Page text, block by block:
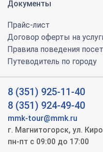
Документы
Прайс-лист
Договор оферты на
Правила поведения
Путеводитель по городу
8 (351) 925-11-40
8 (351) 924-49-40
mmk-tour@mmk.ru
г. Магнитогорск, ул.
пн-пт с 09:00 до 17:00